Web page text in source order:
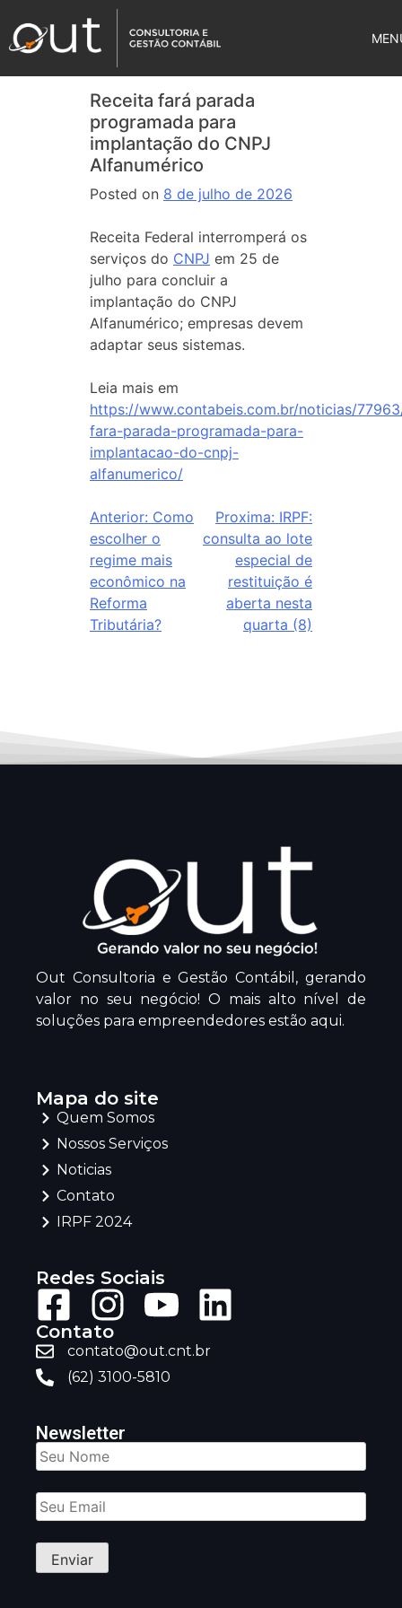
Receita fará parada
programada para
implantação do CNPJ
Alfanumérico
Posted on 8 de julho de 2026
Receita Federal interromperá os
serviços do CNPJ em 25 de
julho para concluir a
implantação do CNPJ
Alfanumérico; empresas devem
adaptar seus sistemas.
Leia mais em
https://www.contabeis.com.br/noticias/
fara-parada-programada-para-
implantacao-do-cnpj-
alfanumerico/
Anterior: Como
escolher o
regime mais
econômico na
Reforma
Tributária?
Proxima: IRPF:
consulta ao lote
especial de
restituição é
aberta nesta
quarta (8)
Out Consultoria e Gestão Contábil, gerando
valor no seu negócio! O mais alto nível de
soluções para empreendedores estão aqui.
Mapa do site
Quem Somos
Nossos Serviços
Noticias
Contato
IRPF 2024
Redes Sociais
Contato
contato@out.cnt.br
(62) 3100-5810
Newsletter